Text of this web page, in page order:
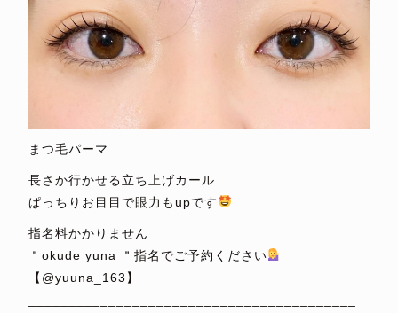
まつ毛パーマ
長さか行かせる立ち上げカール
ぱっちりお目目で眼力もupです
指名料かかりません
＂okude yuna ＂指名でご予約ください
【@yuuna_163】